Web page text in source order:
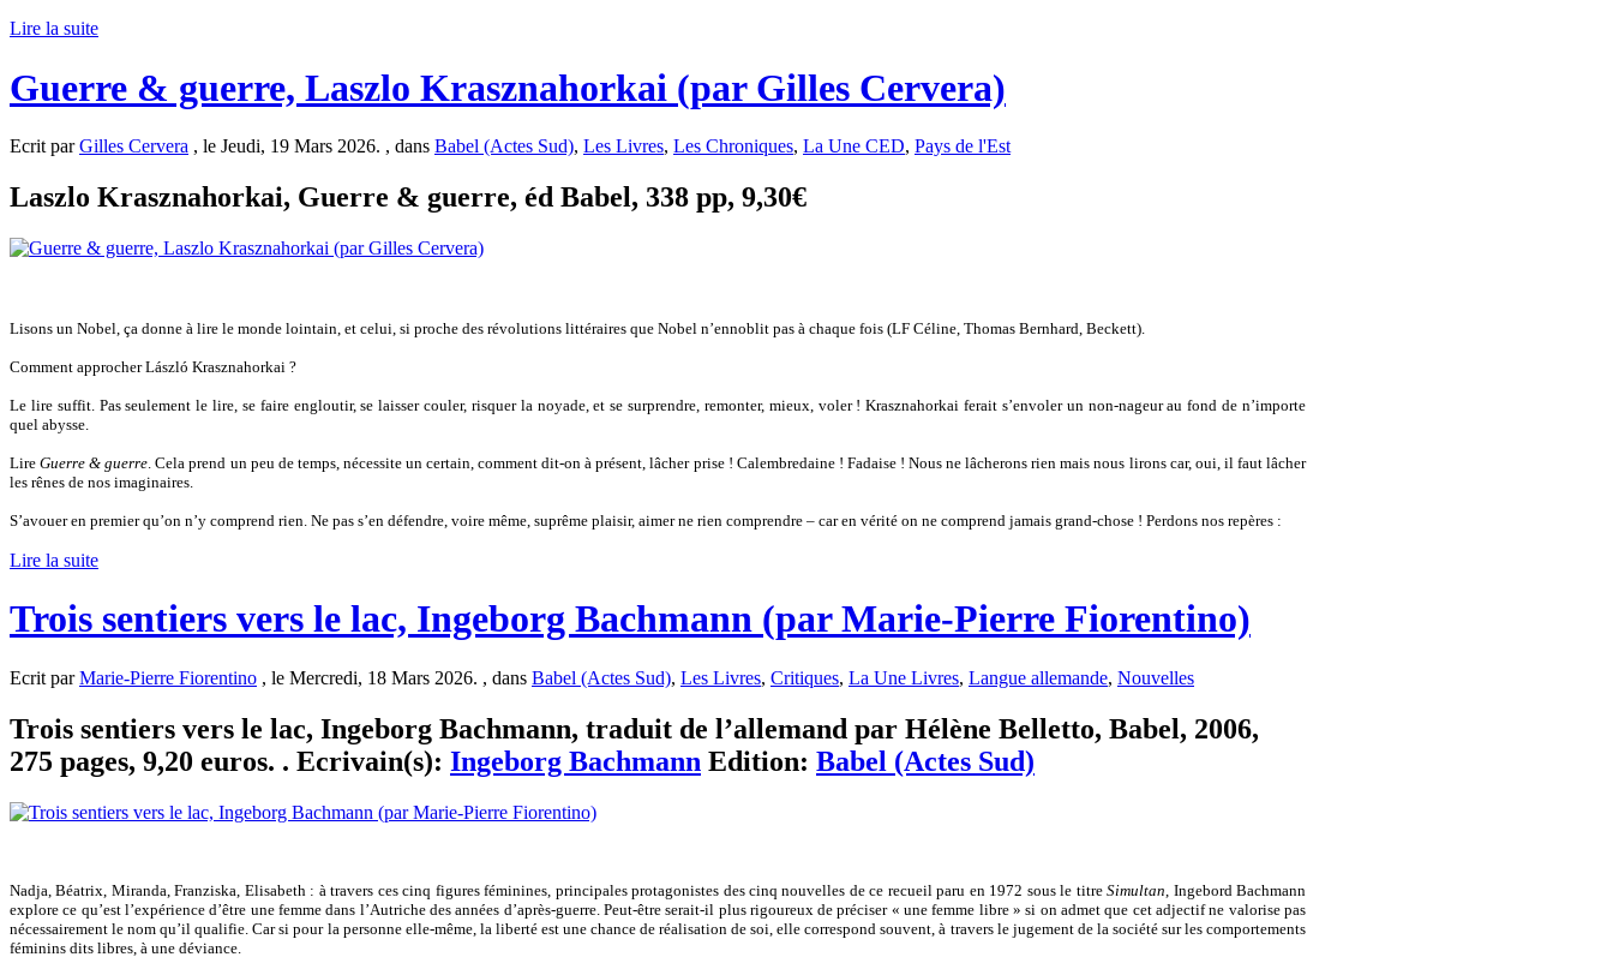
Lire la suite
Guerre & guerre, Laszlo Krasznahorkai (par Gilles Cervera)
Ecrit parGilles Cervera , le Jeudi, 19 Mars 2026. , dans Babel (Actes Sud), Les Livres, Les Chroniques, La Une CED, Pays de l'Est
Laszlo Krasznahorkai, Guerre & guerre, éd Babel, 338 pp, 9,30€
Lisons un Nobel, ça donne à lire le monde lointain, et celui, si proche des révolutions littéraires que Nobel n’ennoblit pas à chaque fois (LF Céline, Thomas Bernhard, Beckett).
Comment approcher László Krasznahorkai ?
Le lire suffit. Pas seulement le lire, se faire engloutir, se laisser couler, risquer la noyade, et se surprendre, remonter, mieux, voler ! Krasznahorkai ferait s’envoler un non-nageur au fond de n’importe
quel abysse.
LireGuerre & guerre . Cela prend un peu de temps, nécessite un certain, comment dit-on à présent, lâcher prise ! Calembredaine ! Fadaise ! Nous ne lâcherons rien mais nous lirons car, oui, il faut lâcher
les rênes de nos imaginaires.
S’avouer en premier qu’on n’y comprend rien. Ne pas s’en défendre, voire même, suprême plaisir, aimer ne rien comprendre – car en vérité on ne comprend jamais grand-chose ! Perdons nos repères :
Lire la suite
Trois sentiers vers le lac, Ingeborg Bachmann (par Marie-Pierre Fiorentino)
Ecrit parMarie-Pierre Fiorentino , le Mercredi, 18 Mars 2026. , dans Babel (Actes Sud), Les Livres, Critiques, La Une Livres, Langue allemande, Nouvelles
Trois sentiers vers le lac, Ingeborg Bachmann, traduit de l’allemand par Hélène Belletto, Babel, 2006,
275 pages, 9,20 euros. . Ecrivain(s): Ingeborg Bachmann Edition: Babel (Actes Sud)
Nadja, Béatrix, Miranda, Franziska, Elisabeth : à travers ces cinq figures féminines, principales protagonistes des cinq nouvelles de ce recueil paru en 1972 sous le titreSimultan , Ingebord Bachmann
explore ce qu’est l’expérience d’être une femme dans l’Autriche des années d’après-guerre. Peut-être serait-il plus rigoureux de préciser « une femme libre » si on admet que cet adjectif ne valorise pas
nécessairement le nom qu’il qualifie. Car si pour la personne elle-même, la liberté est une chance de réalisation de soi, elle correspond souvent, à travers le jugement de la société sur les comportements
féminins dits libres, à une déviance.